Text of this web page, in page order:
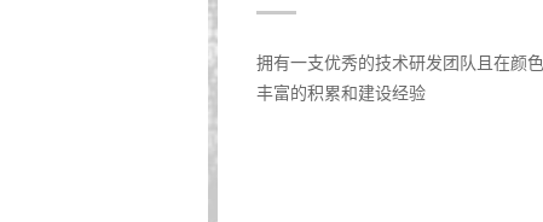
拥有一支优秀的技术研发团队且在颜
丰富的积累和建设经验